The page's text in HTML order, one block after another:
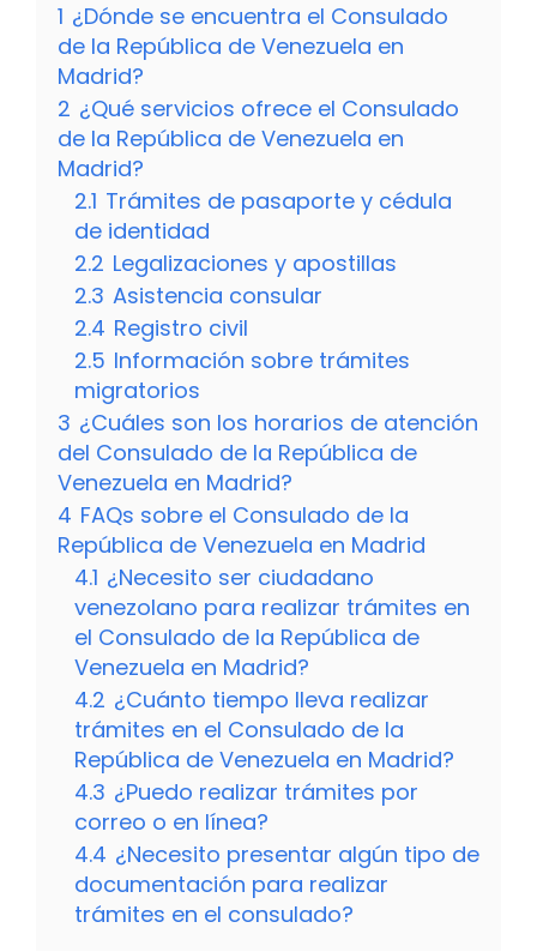
1 ¿Dónde se encuentra el Consulado
de la República de Venezuela en
Madrid?
2 ¿Qué servicios ofrece el Consulado
de la República de Venezuela en
Madrid?
2.1 Trámites de pasaporte y cédula
de identidad
2.2 Legalizaciones y apostillas
2.3 Asistencia consular
2.4 Registro civil
2.5 Información sobre trámites
migratorios
3 ¿Cuáles son los horarios de atención
del Consulado de la República de
Venezuela en Madrid?
4 FAQs sobre el Consulado de la
República de Venezuela en Madrid
4.1 ¿Necesito ser ciudadano
venezolano para realizar trámites en
el Consulado de la República de
Venezuela en Madrid?
4.2 ¿Cuánto tiempo lleva realizar
trámites en el Consulado de la
República de Venezuela en Madrid?
4.3 ¿Puedo realizar trámites por
correo o en línea?
4.4 ¿Necesito presentar algún tipo de
documentación para realizar
trámites en el consulado?